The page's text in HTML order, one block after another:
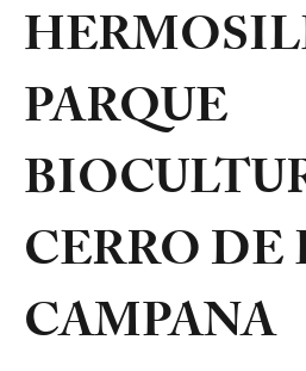
PARQUE
CERRO DE
CAMPANA